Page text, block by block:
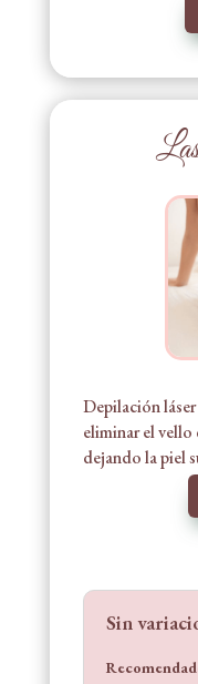
Depilación
eliminar el vello
dejando la piel
Sin